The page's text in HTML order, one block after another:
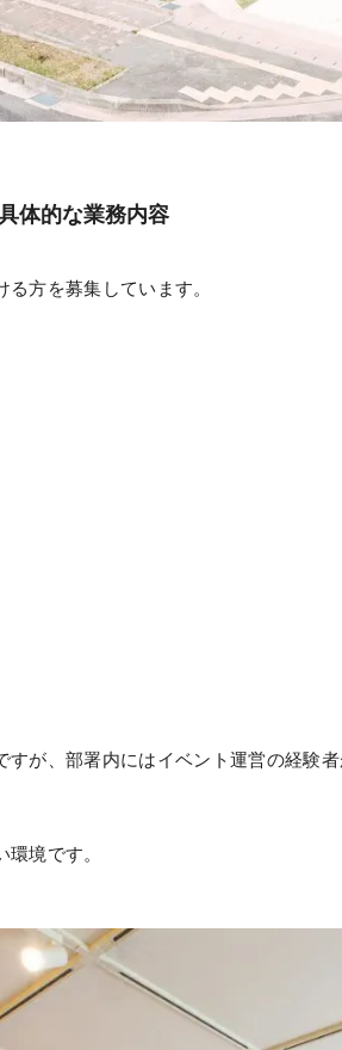
体的な業務内容
方を募集しています。
が、部署内にはイベント運営の経験
境です。